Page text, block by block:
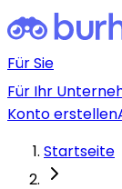
Für Sie
Für Ihr
Konto erstellen
Startseite